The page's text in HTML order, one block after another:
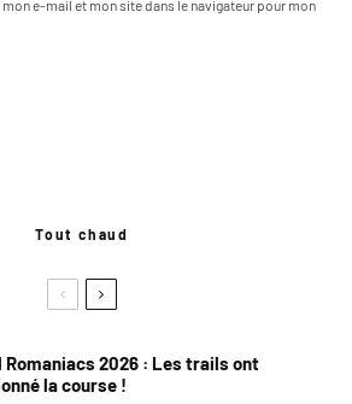
e-mail et mon site dans le navigateur pour mon
Tout chaud
Romaniacs 2026 : Les trails ont
la course !